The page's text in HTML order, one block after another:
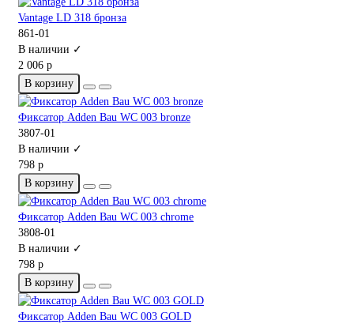
Vantage LD 318 бронза
861-01
В наличии ✓
2 006 р
В корзину
Фиксатор Adden Bau WC 003 bronze
3807-01
В наличии ✓
798 р
В корзину
Фиксатор Adden Bau WC 003 chrome
3808-01
В наличии ✓
798 р
В корзину
Фиксатор Adden Bau WC 003 GOLD